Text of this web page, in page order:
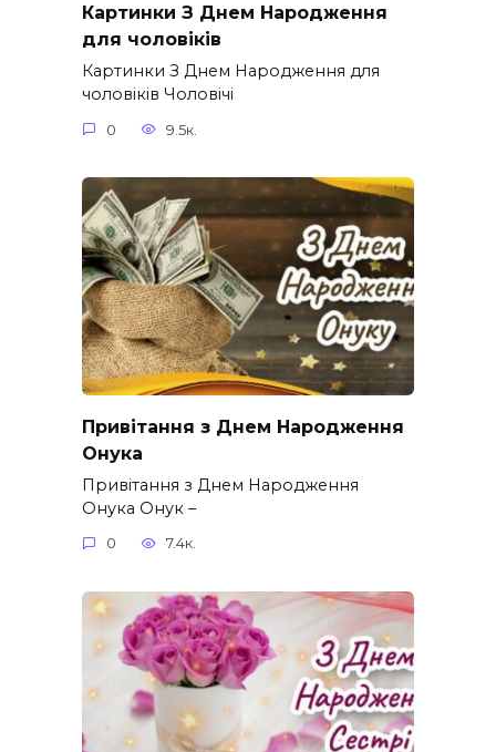
Картинки З Днем Народження
для чоловіків​
Картинки З Днем Народження для
чоловіків​ Чоловічі
0 9.5к.
Привітання з Днем Народження
Онука
Привітання з Днем Народження
Онука Онук –
0 7.4к.